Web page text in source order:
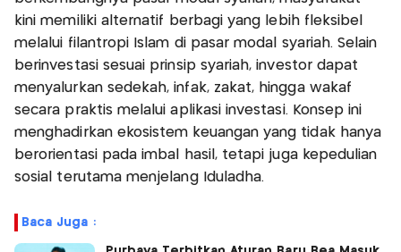
kini memiliki alternatif berbagi yang lebih fleksibel
melalui filantropi Islam di pasar modal syariah. Selain
berinvestasi sesuai prinsip syariah, investor dapat
menyalurkan sedekah, infak, zakat, hingga wakaf
secara praktis melalui aplikasi investasi. Konsep ini
menghadirkan ekosistem keuangan yang tidak hanya
berorientasi pada imbal hasil, tetapi juga kepedulian
sosial terutama menjelang Iduladha.
Baca Juga :